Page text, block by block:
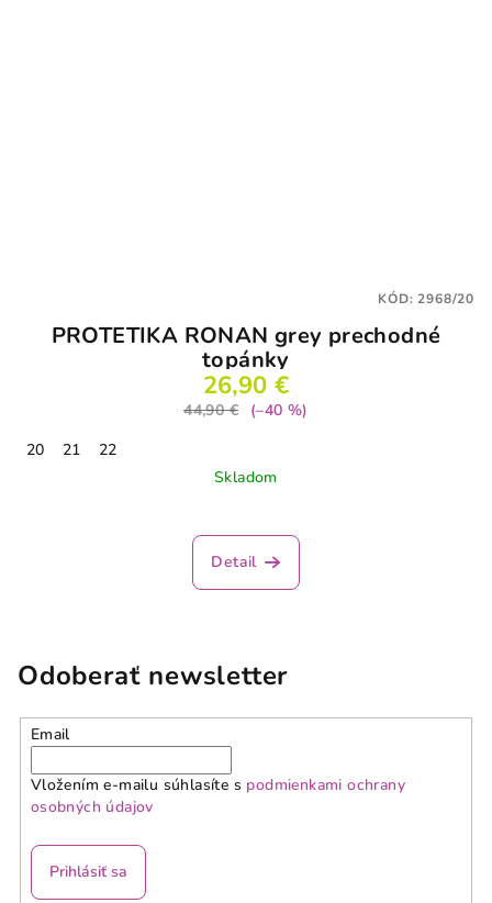
PROTETIKA RONAN grey prechodné
topánky
26,90 €
44,90 €
(–40 %)
20
21
22
Skladom
Detail
KÓD:2968/20
Odoberať newsletter
Email
Vložením e-mailu súhlasíte s podmienkami ochrany
osobných údajov
Prihlásiť sa